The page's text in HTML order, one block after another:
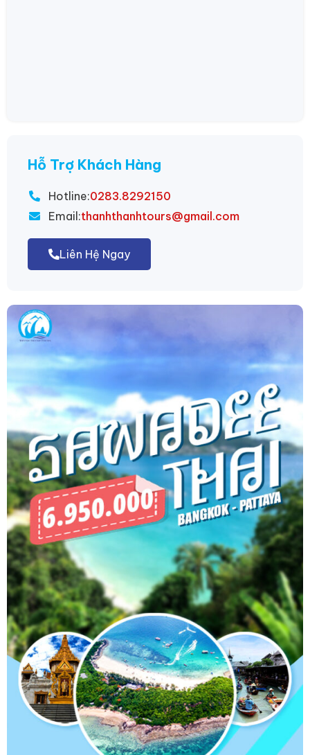
Hỗ Trợ Khách Hàng
Hotline:0283.8292150
Email:thanhthanhtours@gmail.com
Liên Hệ Ngay